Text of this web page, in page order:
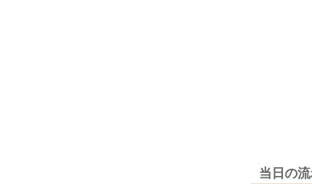
当日の